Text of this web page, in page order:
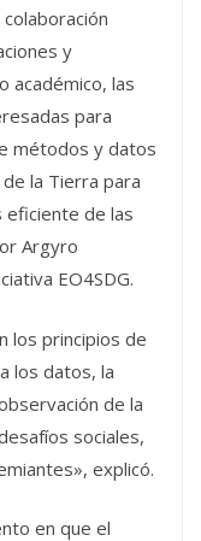
y
académico, las
para
métodos y datos
la Tierra para
eficiente de las
Argyro
EO4SDG.
los principios de
los datos, la
de la
sociales,
explicó.
en que el